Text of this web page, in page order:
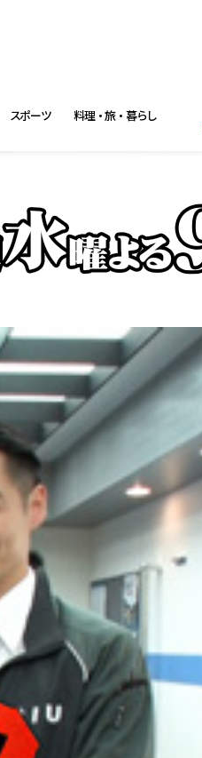
スポーツ 料理・旅・暮らし